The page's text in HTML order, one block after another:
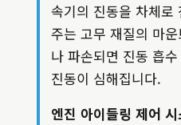
속기의 진동을 차체로
주는 고무 재질의 마
나 파손되면 진동 흡
진동이 심해집니다.
엔진 아이들링 제어